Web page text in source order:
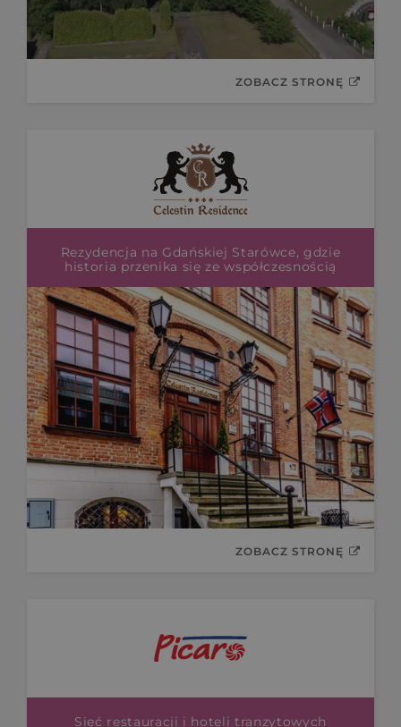
ZOBACZ STRONĘ
Rezydencja na Gdańskiej Starówce, gdzie
historia przenika się ze współczesnością
ZOBACZ STRONĘ
Sieć restauracji i hoteli tranzytowych